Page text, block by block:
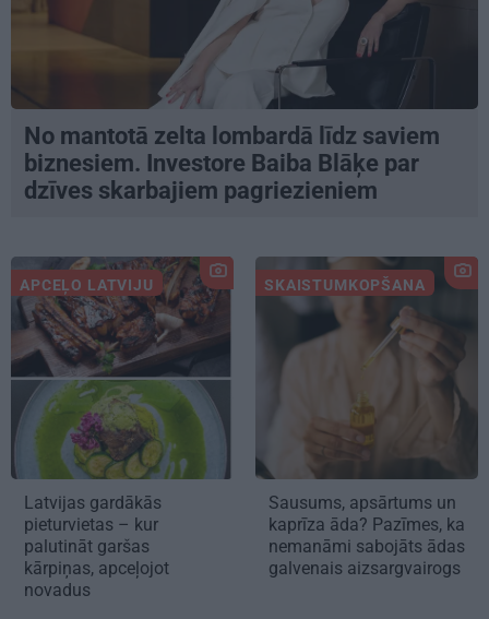
No mantotā zelta lombardā līdz saviem
biznesiem. Investore Baiba Blāķe par
dzīves skarbajiem pagriezieniem
APCEĻO LATVIJU
Latvijas gardākās
pieturvietas – kur
palutināt garšas
kārpiņas, apceļojot
novadus
SKAISTUMKOPŠANA
Sausums, apsārtums un
kaprīza āda? Pazīmes, ka
nemanāmi sabojāts ādas
galvenais aizsargvairogs